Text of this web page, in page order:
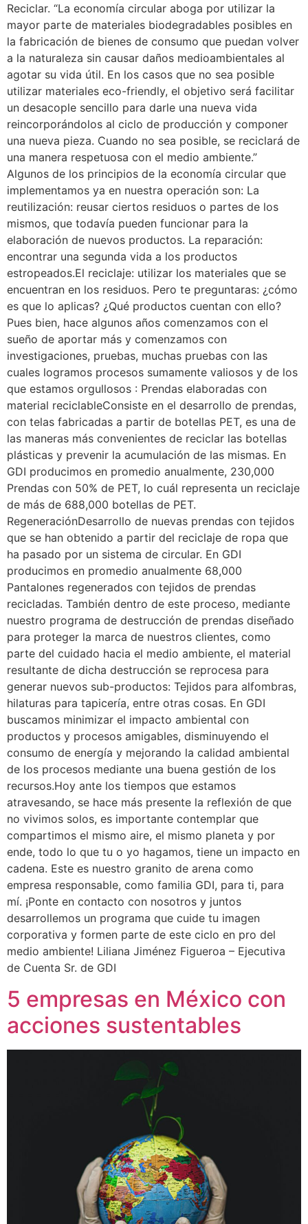
Reciclar. “La economía circular aboga por utilizar la
mayor parte de materiales biodegradables posibles en
la fabricación de bienes de consumo que puedan volver
a la naturaleza sin causar daños medioambientales al
agotar su vida útil. En los casos que no sea posible
utilizar materiales eco-friendly, el objetivo será facilitar
un desacople sencillo para darle una nueva vida
reincorporándolos al ciclo de producción y componer
una nueva pieza. Cuando no sea posible, se reciclará de
una manera respetuosa con el medio ambiente.”
Algunos de los principios de la economía circular que
implementamos ya en nuestra operación son: La
reutilización: reusar ciertos residuos o partes de los
mismos, que todavía pueden funcionar para la
elaboración de nuevos productos. La reparación:
encontrar una segunda vida a los productos
estropeados.El reciclaje: utilizar los materiales que se
encuentran en los residuos. Pero te preguntaras: ¿cómo
es que lo aplicas? ¿Qué productos cuentan con ello?
Pues bien, hace algunos años comenzamos con el
sueño de aportar más y comenzamos con
investigaciones, pruebas, muchas pruebas con las
cuales logramos procesos sumamente valiosos y de los
que estamos orgullosos : Prendas elaboradas con
material reciclableConsiste en el desarrollo de prendas,
con telas fabricadas a partir de botellas PET, es una de
las maneras más convenientes de reciclar las botellas
plásticas y prevenir la acumulación de las mismas. En
GDI producimos en promedio anualmente, 230,000
Prendas con 50% de PET, lo cuál representa un reciclaje
de más de 688,000 botellas de PET.
RegeneraciónDesarrollo de nuevas prendas con tejidos
que se han obtenido a partir del reciclaje de ropa que
ha pasado por un sistema de circular. En GDI
producimos en promedio anualmente 68,000
Pantalones regenerados con tejidos de prendas
recicladas. También dentro de este proceso, mediante
nuestro programa de destrucción de prendas diseñado
para proteger la marca de nuestros clientes, como
parte del cuidado hacia el medio ambiente, el material
resultante de dicha destrucción se reprocesa para
generar nuevos sub-productos: Tejidos para alfombras,
hilaturas para tapicería, entre otras cosas. En GDI
buscamos minimizar el impacto ambiental con
productos y procesos amigables, disminuyendo el
consumo de energía y mejorando la calidad ambiental
de los procesos mediante una buena gestión de los
recursos.Hoy ante los tiempos que estamos
atravesando, se hace más presente la reflexión de que
no vivimos solos, es importante contemplar que
compartimos el mismo aire, el mismo planeta y por
ende, todo lo que tu o yo hagamos, tiene un impacto en
cadena. Este es nuestro granito de arena como
empresa responsable, como familia GDI, para ti, para
mí. ¡Ponte en contacto con nosotros y juntos
desarrollemos un programa que cuide tu imagen
corporativa y formen parte de este ciclo en pro del
medio ambiente! Liliana Jiménez Figueroa – Ejecutiva
de Cuenta Sr. de GDI
5 empresas en México con
acciones sustentables